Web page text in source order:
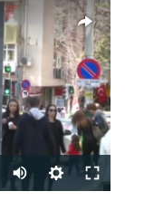
available